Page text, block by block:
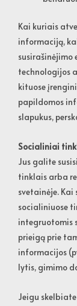
Kai kuriais
informaciją,
susirašinėjimo
technologijos
kituose
papildomos
slapukus,
Socialiniai
Jus galite
tinklais arba
svetainėje. Kai
socialiniuose
integruotomis
prieigą prie
informacijos
lytis, gimimo
Jeigu